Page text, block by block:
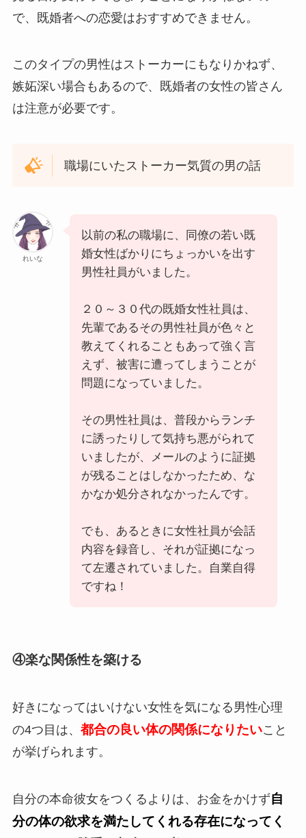
で、既婚者への恋愛はおすすめできません。
このタイプの男性はストーカーにもなりかねず、
嫉妬深い場合もあるので、既婚者の女性の皆さん
は注意が必要です。
職場にいたストーカー気質の男の話
れいな
以前の私の職場に、同僚の若い既
婚女性ばかりにちょっかいを出す
男性社員がいました。
２０～３０代の既婚女性社員は、
先輩であるその男性社員が色々と
教えてくれることもあって強く言
えず、被害に遭ってしまうことが
問題になっていました。
その男性社員は、普段からランチ
に誘ったりして気持ち悪がられて
いましたが、メールのように証拠
が残ることはしなかったため、な
かなか処分されなかったんです。
でも、あるときに女性社員が会話
内容を録音し、それが証拠になっ
て左遷されていました。自業自得
ですね！
④楽な関係性を築ける
好きになってはいけない女性を気になる男性心理
の4つ目は、 都合の良い体の関係になりたいこと
が挙げられます。
自分の本命彼女をつくるよりは、お金をかけず自
分の体の欲求を満たしてくれる存在になってく